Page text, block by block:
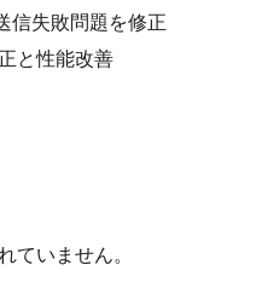
失敗問題を修正
と性能改善
ていません。